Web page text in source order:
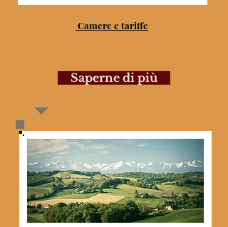
Camere e tariffe
Saperne di più